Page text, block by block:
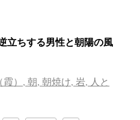
立ちする男性と朝陽の風